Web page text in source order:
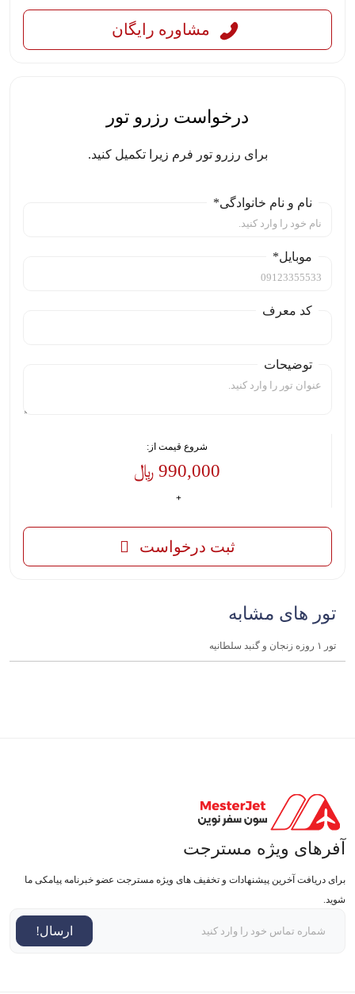
مشاوره رایگان
درخواست رزرو تور
برای رزرو تور فرم زیرا تکمیل کنید.
نام و نام خانوادگی*
موبایل*
کد معرف
توضیحات
شروع قیمت از:
990,000 ﷼
ثبت درخواست
تور های مشابه
تور ۱ روزه زنجان و گنبد سلطانیه
آفرهای ویژه مسترجت
برای دریافت آخرین پیشنهادات و تخفیف های ویژه مسترجت عضو خبرنامه پیامکی ما
شوید.
ارسال!